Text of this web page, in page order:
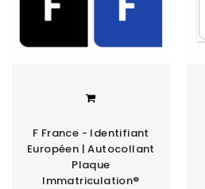
F France - Identifiant
Européen | Autocollant
Plaque
Immatriculation®